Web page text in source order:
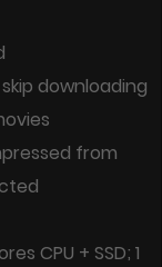
downloading
from
CPU + SSD; 1